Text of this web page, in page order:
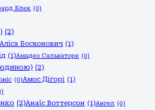
Блек (0)
(2)
Аліса Босконович (1)
(1)Амадео Сальваторе (0)
(2)
(0)Амос Діґорі (1)
(2)Анаїс Воттерсон (1)Ангел (0)